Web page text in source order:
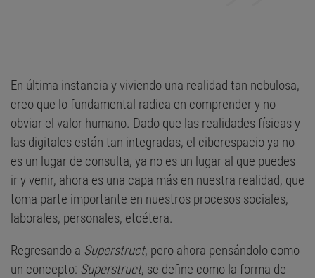
En última instancia y viviendo una realidad tan nebulosa,
creo que lo fundamental radica en comprender y no
obviar el valor humano. Dado que las realidades físicas y
las digitales están tan integradas, el ciberespacio ya no
es un lugar de consulta, ya no es un lugar al que puedes
ir y venir, ahora es una capa más en nuestra realidad, que
toma parte importante en nuestros procesos sociales,
laborales, personales, etcétera.
Regresando a Superstruct, pero ahora pensándolo como
un concepto: Superstruct, se define como la forma de